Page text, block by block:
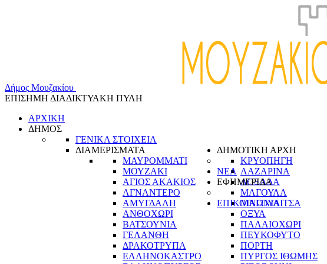
Δήμος Μουζακίου
ΕΠΙΣΗΜΗ ΔΙΑΔΙΚΤΥΑΚΗ ΠΥΛΗ
ΑΡΧΙΚΗ
ΔΗΜΟΣ
ΓΕΝΙΚΑ ΣΤΟΙΧΕΙΑ
ΔΙΑΜΕΡΙΣΜΑΤΑ
ΜΑΥΡΟΜΜΑΤΙ
ΜΟΥΖΑΚΙ
ΑΓΙΟΣ ΑΚΑΚΙΟΣ
ΑΓΝΑΝΤΕΡΟ
ΑΜΥΓΔΑΛΗ
ΑΝΘΟΧΩΡΙ
ΒΑΤΣΟΥΝΙΑ
ΓΕΛΑΝΘΗ
ΔΡΑΚΟΤΡΥΠΑ
ΕΛΛΗΝΟΚΑΣΤΡΟ
ΚΡΥΟΠΗΓΗ
ΛΑΖΑΡΙΝΑ
ΛΟΞΑΔΑ
ΜΑΓΟΥΛΑ
ΜΑΓΟΥΛΙΤΣΑ
ΟΞΥΑ
ΠΑΛΑΙΟΧΩΡΙ
ΠΕΥΚΟΦΥΤΟ
ΠΟΡΤΗ
ΠΥΡΓΟΣ ΙΘΩΜΗΣ
ΔΗΜΟΤΙΚΗ ΑΡΧΗ
ΝΕΑ
ΕΦΗΜΕΡΙΔΑ
ΕΠΙΚΟΙΝΩΝΙΑ